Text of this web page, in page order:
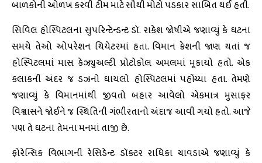
બાળકોની ઓળખ કરવી ટીમ માટે સૌથી મોટો પડકાર સાબિત થઈ હતી.
સિવિલ હોસ્પિટલના સુપરિન્ટેન્ડન્ટ ડૉ. રાકેશ જોષીએ જણાવ્યું કે ઘટના
સમયે તેઓ ઓપરેશન થિયેટરમાં હતા. વિમાન ક્રેશની જાણ થતાં જ
હોસ્પિટલમાં માસ કેઝ્યુઅલ્ટી પ્રોટોકોલ અમલમાં મૂકાયો હતો. એક
કલાકની અંદર જ ડઝનો ઘાયલો હોસ્પિટલમાં પહોંચ્યા હતા. તેમણે
જણાવ્યું કે વિમાનમાંથી જીવતો બહાર આવેલો એકમાત્ર મુસાફર
વિશ્વાસને જોઈને જ સ્થિતિની ગંભીરતાનો અંદાજ આવી ગયો હતો. આજે
પણ તે ઘટના તેમના મનમાં તાજી છે.
ફોરેન્સિક વિભાગની રેસિડેન્ટ ડૉક્ટર રાધિકા ચાવડાએ જણાવ્યું કે